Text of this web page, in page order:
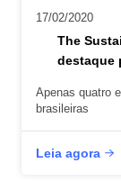
17/02/2020
The
destaque
Apenas quatro
brasileiras
Leia agora